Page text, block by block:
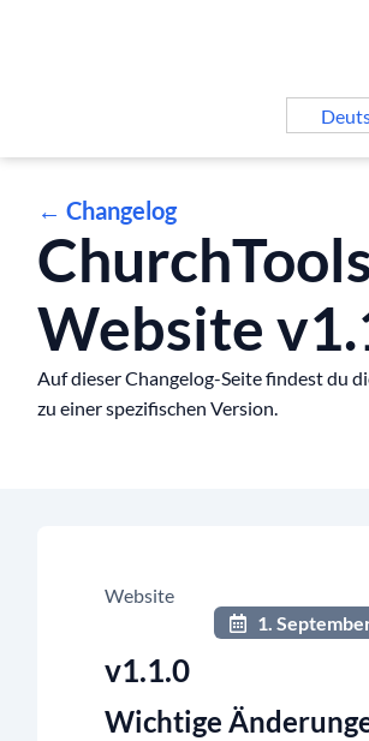
← Changelog
Website
Auf dieser Changelog-Seite findest du
zu einer spezifischen Version.
Website
1.
v1.1.0
Wichtige